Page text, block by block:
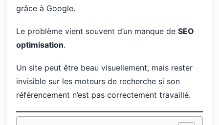
grâce à Google.
Le problème vient souvent d’un manque de SEO
optimisation.
Un site peut être beau visuellement, mais rester
invisible sur les moteurs de recherche si son
référencement n’est pas correctement travaillé.